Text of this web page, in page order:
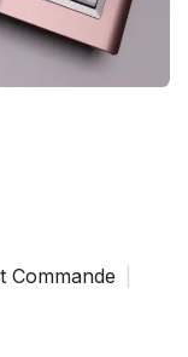
Commande